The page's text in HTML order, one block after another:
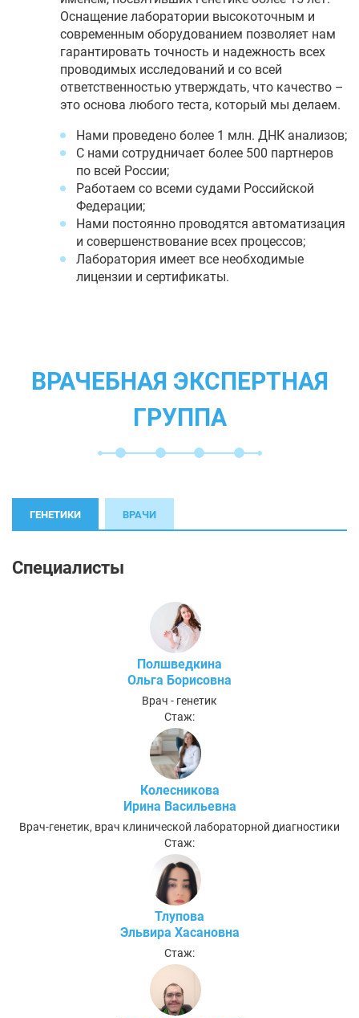
Оснащение лаборатории высокоточным и
современным оборудованием позволяет нам
гарантировать точность и надежность всех
проводимых исследований и со всей
ответственностью утверждать, что качество –
это основа любого теста, который мы делаем.
Нами проведено более 1 млн. ДНК анализов;
С нами сотрудничает более 500 партнеров
по всей России;
Работаем со всеми судами Российской
Федерации;
Нами постоянно проводятся автоматизация
и совершенствование всех процессов;
Лаборатория имеет все необходимые
лицензии и сертификаты.
ВРАЧЕБНАЯ ЭКСПЕРТНАЯ
ГРУППА
ГЕНЕТИКИ ВРАЧИ
Специалисты
Полшведкина
Ольга Борисовна
Врач - генетик
Стаж:
Колесникова
Ирина Васильевна
Врач-генетик, врач клинической лабораторной диагностики
Стаж:
Тлупова
Эльвира Хасановна
Стаж: